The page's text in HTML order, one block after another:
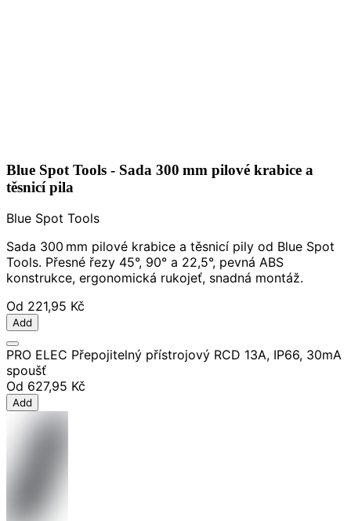
Blue Spot Tools - Sada 300 mm pilové krabice a
těsnicí pila
Blue Spot Tools
Sada 300 mm pilové krabice a těsnicí pily od Blue Spot
Tools. Přesné řezy 45°, 90° a 22,5°, pevná ABS
konstrukce, ergonomická rukojeť, snadná montáž.
Od 221,95 Kč
Add
PRO ELEC Přepojitelný přístrojový RCD 13A, IP66, 30mA
spoušť
Od 627,95 Kč
Add